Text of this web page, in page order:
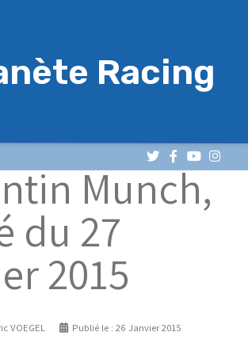
Racing
Munch,
du 27
2015
VOEGEL
Publié le : 26 Janvier 2015